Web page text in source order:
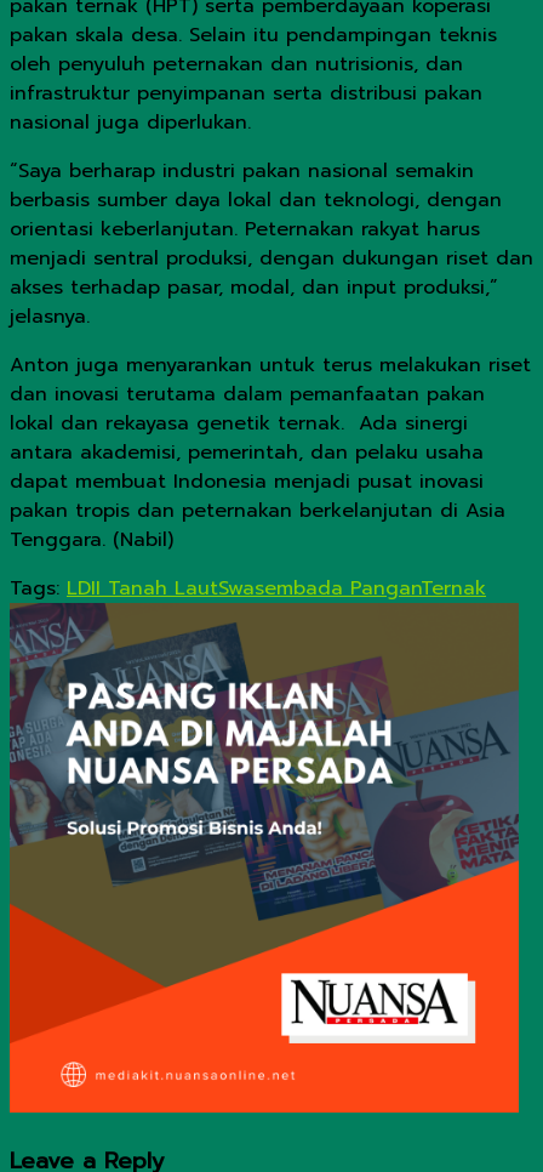
pakan ternak (HPT) serta pemberdayaan koperasi
pakan skala desa. Selain itu pendampingan teknis
oleh penyuluh peternakan dan nutrisionis, dan
infrastruktur penyimpanan serta distribusi pakan
nasional juga diperlukan.
“Saya berharap industri pakan nasional semakin
berbasis sumber daya lokal dan teknologi, dengan
orientasi keberlanjutan. Peternakan rakyat harus
menjadi sentral produksi, dengan dukungan riset dan
akses terhadap pasar, modal, dan input produksi,”
jelasnya.
Anton juga menyarankan untuk terus melakukan riset
dan inovasi terutama dalam pemanfaatan pakan
lokal dan rekayasa genetik ternak. Ada sinergi
antara akademisi, pemerintah, dan pelaku usaha
dapat membuat Indonesia menjadi pusat inovasi
pakan tropis dan peternakan berkelanjutan di Asia
Tenggara. (Nabil)
Tags: LDII Tanah LautSwasembada PanganTernak
Leave a Reply